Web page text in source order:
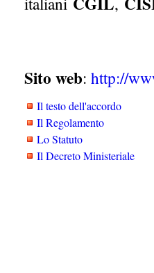
Sito web: http://
Il testo dell'accordo
Il Regolamento
Lo Statuto
Il Decreto Ministeriale